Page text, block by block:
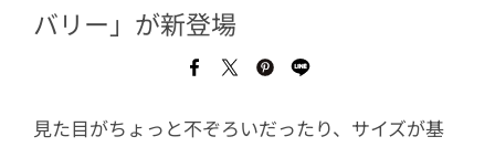
バリー」が新登場
見た目がちょっと不ぞろいだったり、サイズが基